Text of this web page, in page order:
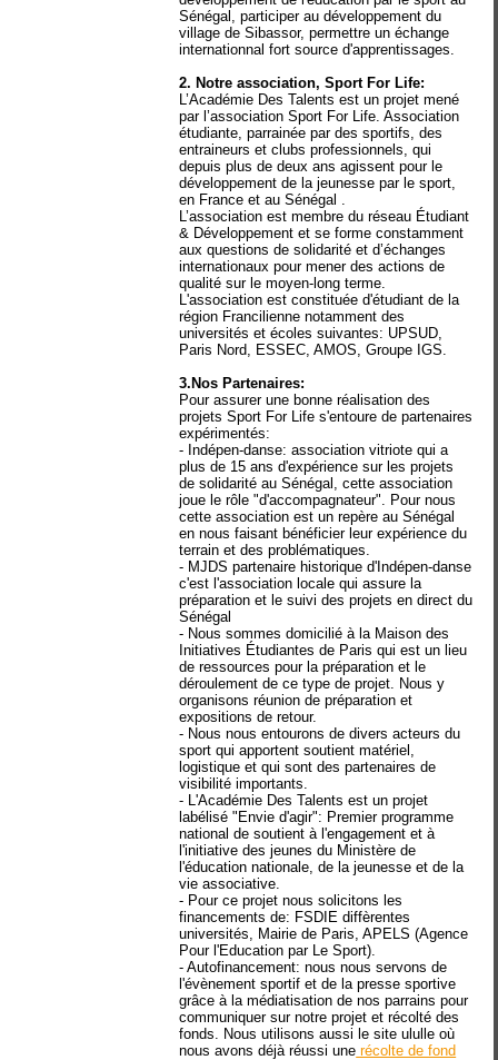
Sénégal, participer au développement du
village de Sibassor, permettre un échange
internationnal fort source d'apprentissages.
2. Notre association, Sport For Life:
L’Académie Des Talents est un projet mené
par l’association Sport For Life. Association
étudiante, parrainée par des sportifs, des
entraineurs et clubs professionnels, qui
depuis plus de deux ans agissent pour le
développement de la jeunesse par le sport,
en France et au Sénégal .
L’association est membre du réseau Étudiant
& Développement et se forme constamment
aux questions de solidarité et d’échanges
internationaux pour mener des actions de
qualité sur le moyen-long terme.
L'association est constituée d'étudiant de la
région Francilienne notamment des
universités et écoles suivantes: UPSUD,
Paris Nord, ESSEC, AMOS, Groupe IGS.
3.Nos Partenaires:
Pour assurer une bonne réalisation des
projets Sport For Life s'entoure de partenaires
expérimentés:
- Indépen-danse: association vitriote qui a
plus de 15 ans d'expérience sur les projets
de solidarité au Sénégal, cette association
joue le rôle "d'accompagnateur". Pour nous
cette association est un repère au Sénégal
en nous faisant bénéficier leur expérience du
terrain et des problématiques.
- MJDS partenaire historique d'Indépen-danse
c'est l'association locale qui assure la
préparation et le suivi des projets en direct du
Sénégal
- Nous sommes domicilié à la Maison des
Initiatives Étudiantes de Paris qui est un lieu
de ressources pour la préparation et le
déroulement de ce type de projet. Nous y
organisons réunion de préparation et
expositions de retour.
- Nous nous entourons de divers acteurs du
sport qui apportent soutient matériel,
logistique et qui sont des partenaires de
visibilité importants.
- L'Académie Des Talents est un projet
labélisé "Envie d'agir": Premier programme
national de soutient à l'engagement et à
l'initiative des jeunes du Ministère de
l'éducation nationale, de la jeunesse et de la
vie associative.
- Pour ce projet nous solicitons les
financements de: FSDIE diffèrentes
universités, Mairie de Paris, APELS (Agence
Pour l'Education par Le Sport).
- Autofinancement: nous nous servons de
l'évènement sportif et de la presse sportive
grâce à la médiatisation de nos parrains pour
communiquer sur notre projet et récolté des
fonds. Nous utilisons aussi le site ululle où
nous avons déjà réussi une récolte de fond